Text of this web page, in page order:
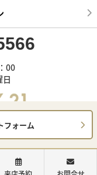
フォーム
00
ウス